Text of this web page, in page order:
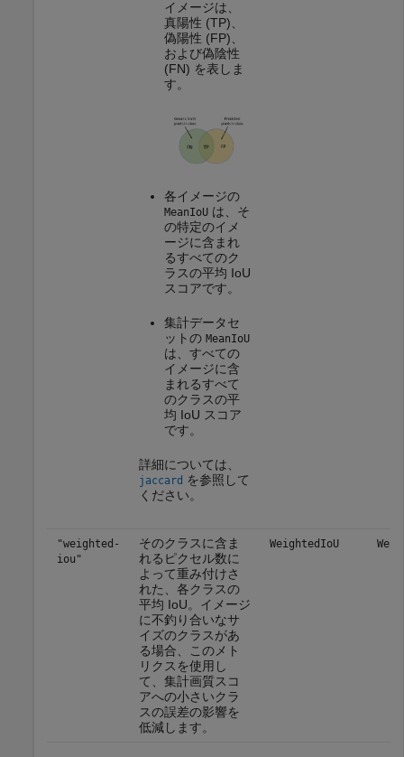
イメージは、
真陽性 (TP)、
偽陽性 (FP)、
および偽陰性
(FN) を表しま
す。
各イメージの
MeanIoUは、そ
の特定のイメ
ージに含まれ
るすべてのク
ラスの平均 IoU
スコアです。
集計データセ
ットの MeanIoU
は、すべての
イメージに含
まれるすべて
のクラスの平
均 IoU スコア
です。
詳細については、
jaccard を参照して
ください。
"weighted-
iou"
そのクラスに含ま
れるピクセル数に
よって重み付けさ
れた、各クラスの
平均 IoU。イメージ
に不釣り合いなサ
イズのクラスがあ
る場合、このメト
リクスを使用し
て、集計画質スコ
アへの小さいクラ
スの誤差の影響を
低減します。
WeightedIoU